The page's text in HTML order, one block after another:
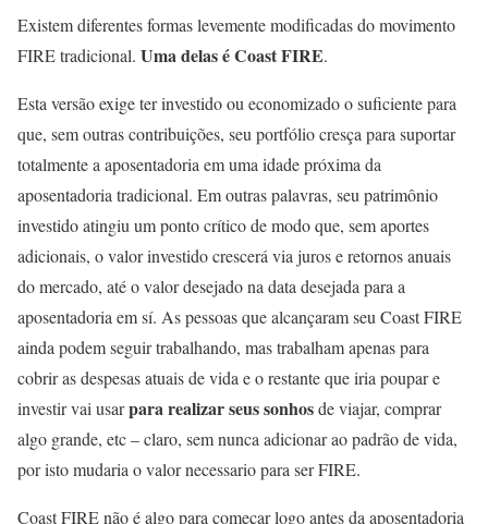
Existem diferentes formas levemente modificadas do movimento
FIRE tradicional. Uma delas é Coast FIRE.
Esta versão exige ter investido ou economizado o suficiente para
que, sem outras contribuições, seu portfólio cresça para suportar
totalmente a aposentadoria em uma idade próxima da
aposentadoria tradicional. Em outras palavras, seu patrimônio
investido atingiu um ponto crítico de modo que, sem aportes
adicionais, o valor investido crescerá via juros e retornos anuais
do mercado, até o valor desejado na data desejada para a
aposentadoria em sí. As pessoas que alcançaram seu Coast FIRE
ainda podem seguir trabalhando, mas trabalham apenas para
cobrir as despesas atuais de vida e o restante que iria poupar e
investir vai usarpara realizar seus sonhosde viajar, comprar
algo grande, etc – claro, sem nunca adicionar ao padrão de vida,
por isto mudaria o valor necessario para ser FIRE.
Coast FIRE não é algo para começar logo antes da aposentadoria